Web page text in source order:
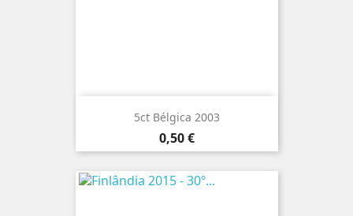
5ct Bélgica 2003
Preço
0,50 €